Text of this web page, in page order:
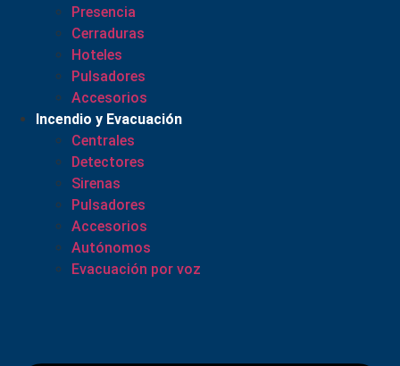
Presencia
Cerraduras
Hoteles
Pulsadores
Accesorios
Incendio y Evacuación
Centrales
Detectores
Sirenas
Pulsadores
Accesorios
Autónomos
Evacuación por voz